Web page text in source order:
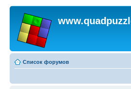
Список форумов